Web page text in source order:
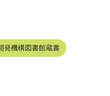
発機構図書館蔵書